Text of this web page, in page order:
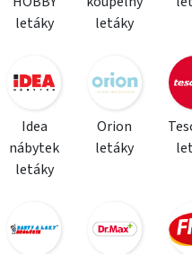
letáky
letáky
Idea
nábytek
letáky
Orion
letáky